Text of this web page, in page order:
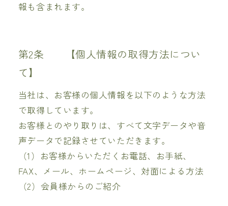
報も含まれます。
第2条 【個人情報の取得方法につい
て】
当社は、お客様の個人情報を以下のような方法
で取得しています。
お客様とのやり取りは、すべて文字データや音
声データで記録させていただきます。
（1）お客様からいただくお電話、お手紙、
FAX、メール、ホームページ、対面による方法
（2）会員様からのご紹介